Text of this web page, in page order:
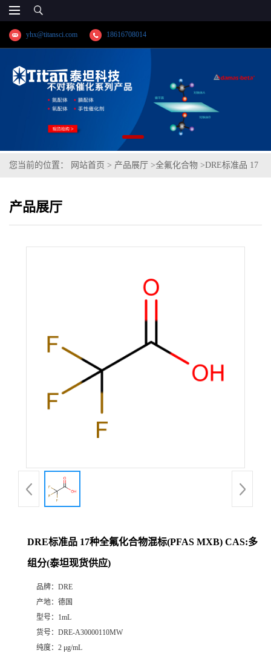
yhx@titansci.com 18616708014
您当前的位置： 网站首页 > 产品展厅 >全氟化合物 >DRE标准品 17
产品展厅
DRE标准品 17种全氟化合物混标(PFAS MXB) CAS:多
组分(泰坦现货供应)
品牌： DRE
产地： 德国
型号： 1mL
货号： DRE-A30000110MW
纯度： 2 μg/mL